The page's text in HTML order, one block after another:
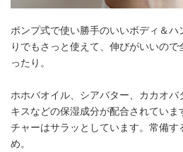
ポンプ式で使い勝手のいいボディ＆
りでもさっと使えて、伸びがいいの
ったり。
ホホバオイル、シアバター、カカオ
キスなどの保湿成分が配合されていま
チャーはサラッとしています。常備す
め。